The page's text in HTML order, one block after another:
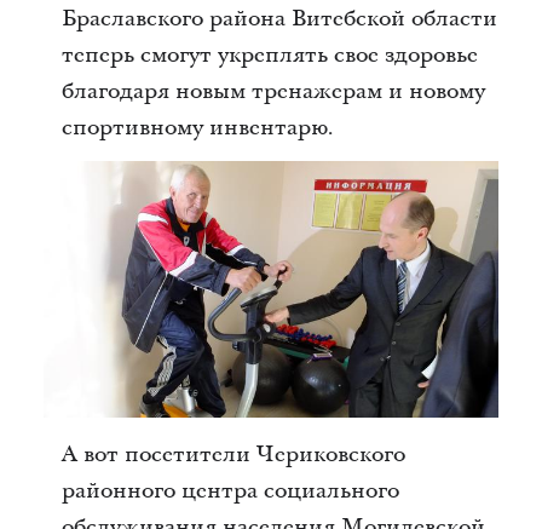
Браславского района Витебской области
теперь смогут укреплять свое здоровье
благодаря новым тренажерам и новому
спортивному инвентарю.
А вот посетители Чериковского
районного центра социального